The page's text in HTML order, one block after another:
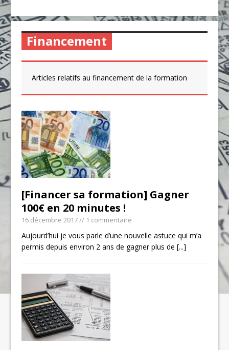
Financement
Articles relatifs au financement de la formation
[Financer sa formation] Gagner
100€ en 20 minutes !
16 décembre 2017// 1 commentaire
Aujourd’hui je vous parle d’une nouvelle astuce qui m’a
permis depuis environ 2 ans de gagner plus de[...]